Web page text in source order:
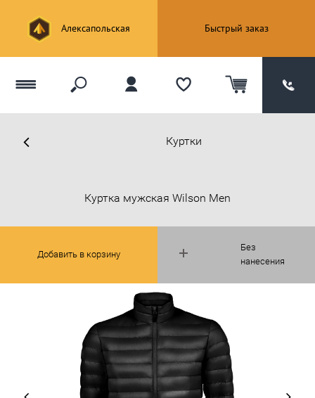
Алексапольская Быстрый заказ
Куртки
Без
нанесения
Куртка мужская Wilson Men
Добавить в корзину